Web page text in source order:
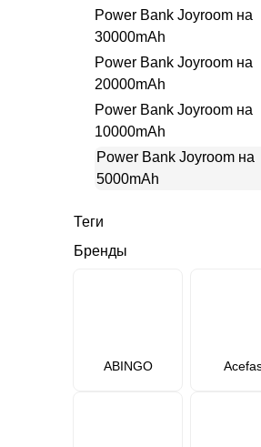
Power Bank Joyroom на
30000mAh
Power Bank Joyroom на
20000mAh
Power Bank Joyroom на
10000mAh
Power Bank Joyroom на
5000mAh
Теги
Бренды
ABINGO